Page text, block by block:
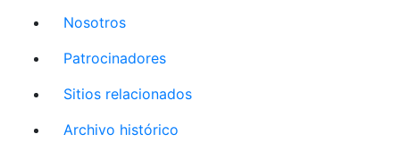
Nosotros
Patrocinadores
Sitios relacionados
Archivo histórico